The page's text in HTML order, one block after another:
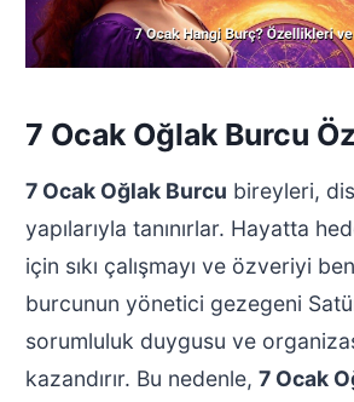
7 Ocak Oğlak Burcu
7 Ocak Oğlak Burcu bireyleri,
yapılarıyla tanınırlar. Hayatta
için sıkı çalışmayı ve özveriyi
burcunun yönetici gezegeni
sorumluluk duygusu ve
kazandırır. Bu nedenle, 7 Ocak